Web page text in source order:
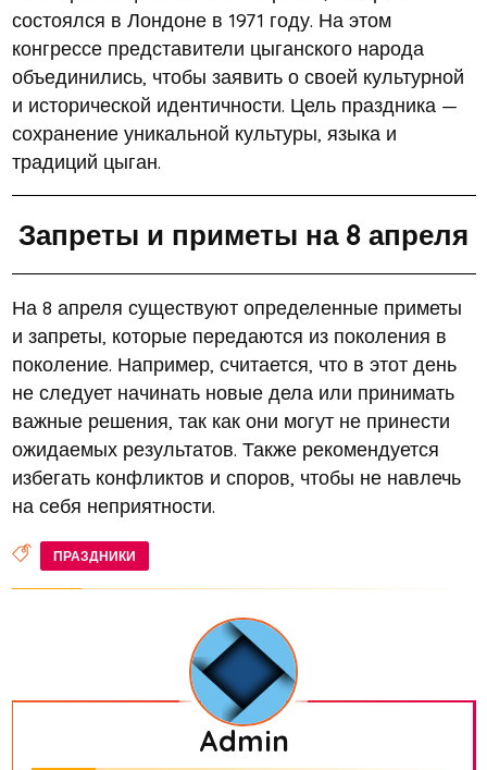
состоялся в Лондоне в 1971 году. На этом
конгрессе представители цыганского народа
объединились, чтобы заявить о своей культурной
и исторической идентичности. Цель праздника —
сохранение уникальной культуры, языка и
традиций цыган.
Запреты и приметы на 8 апреля
На 8 апреля существуют определенные приметы
и запреты, которые передаются из поколения в
поколение. Например, считается, что в этот день
не следует начинать новые дела или принимать
важные решения, так как они могут не принести
ожидаемых результатов. Также рекомендуется
избегать конфликтов и споров, чтобы не навлечь
на себя неприятности.
ПРАЗДНИКИ
Admin